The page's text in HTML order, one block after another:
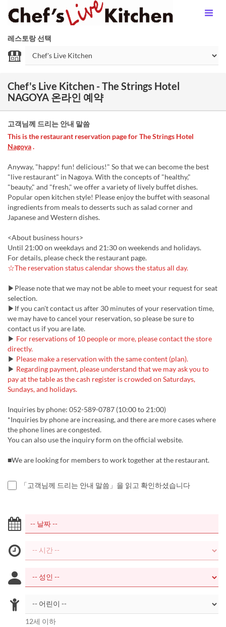
레스토랑 선택
Chef's Live Kitchen - The Strings Hotel
NAGOYA 온라인 예약
고객님께 드리는 안내 말씀
This is the restaurant reservation page for The Strings Hotel
Nagoya.
Anyway, "happy! fun! delicious!" So that we can become the best
"live restaurant" in Nagoya. With the concepts of "healthy,"
"beauty," and "fresh," we offer a variety of lively buffet dishes.
Popular open kitchen style! Please enjoy the buffet with seasonal
ingredients from meals to desserts such as salad corner and
Japanese and Western dishes.
<About business hours>
Until 21:00 on weekdays and 21:30 on weekends and holidays.
For details, please check the restaurant page.
☆The reservation status calendar shows the status all day.
▶Please note that we may not be able to meet your request for seat
selection.
▶If you can't contact us after 30 minutes of your reservation time,
we may have to cancel your reservation, so please be sure to
contact us if you are late.
▶ For reservations of 10 people or more, please contact the store
directly.
▶ Please make a reservation with the same content (plan).
▶ Regarding payment, please understand that we may ask you to
pay at the table as the cash register is crowded on Saturdays,
Sundays, and holidays.
Inquiries by phone: 052-589-0787 (10:00 to 21:00)
*Inquiries by phone are increasing, and there are more cases where
the phone lines are congested.
You can also use the inquiry form on the official website.
■We are looking for members to work together at the restaurant.
「고객님께 드리는 안내 말씀」을 읽고 확인하셨습니다
12세 이하